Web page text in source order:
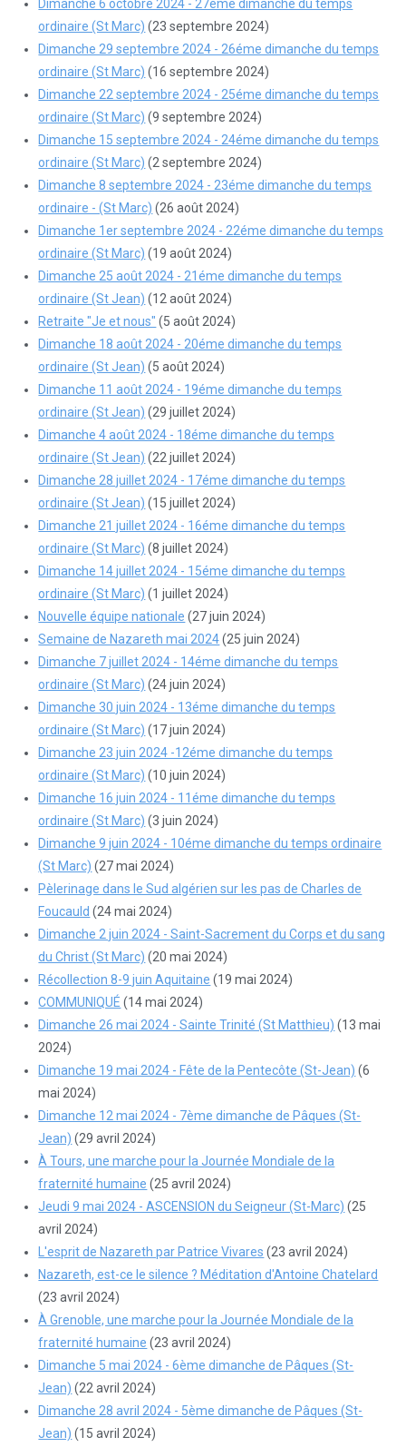
Dimanche 6 octobre 2024 - 27éme dimanche du temps
ordinaire (St Marc) (23 septembre 2024)
Dimanche 29 septembre 2024 - 26éme dimanche du temps
ordinaire (St Marc) (16 septembre 2024)
Dimanche 22 septembre 2024 - 25éme dimanche du temps
ordinaire (St Marc) (9 septembre 2024)
Dimanche 15 septembre 2024 - 24éme dimanche du temps
ordinaire (St Marc) (2 septembre 2024)
Dimanche 8 septembre 2024 - 23éme dimanche du temps
ordinaire - (St Marc) (26 août 2024)
Dimanche 1er septembre 2024 - 22éme dimanche du temps
ordinaire (St Marc) (19 août 2024)
Dimanche 25 août 2024 - 21éme dimanche du temps
ordinaire (St Jean) (12 août 2024)
Retraite "Je et nous" (5 août 2024)
Dimanche 18 août 2024 - 20éme dimanche du temps
ordinaire (St Jean) (5 août 2024)
Dimanche 11 août 2024 - 19éme dimanche du temps
ordinaire (St Jean) (29 juillet 2024)
Dimanche 4 août 2024 - 18éme dimanche du temps
ordinaire (St Jean) (22 juillet 2024)
Dimanche 28 juillet 2024 - 17éme dimanche du temps
ordinaire (St Jean) (15 juillet 2024)
Dimanche 21 juillet 2024 - 16éme dimanche du temps
ordinaire (St Marc) (8 juillet 2024)
Dimanche 14 juillet 2024 - 15éme dimanche du temps
ordinaire (St Marc) (1 juillet 2024)
Nouvelle équipe nationale (27 juin 2024)
Semaine de Nazareth mai 2024 (25 juin 2024)
Dimanche 7 juillet 2024 - 14éme dimanche du temps
ordinaire (St Marc) (24 juin 2024)
Dimanche 30 juin 2024 - 13éme dimanche du temps
ordinaire (St Marc) (17 juin 2024)
Dimanche 23 juin 2024 -12éme dimanche du temps
ordinaire (St Marc) (10 juin 2024)
Dimanche 16 juin 2024 - 11éme dimanche du temps
ordinaire (St Marc) (3 juin 2024)
Dimanche 9 juin 2024 - 10éme dimanche du temps ordinaire
(St Marc) (27 mai 2024)
Pèlerinage dans le Sud algérien sur les pas de Charles de
Foucauld (24 mai 2024)
Dimanche 2 juin 2024 - Saint-Sacrement du Corps et du sang
du Christ (St Marc) (20 mai 2024)
Récollection 8-9 juin Aquitaine (19 mai 2024)
COMMUNIQUÉ (14 mai 2024)
Dimanche 26 mai 2024 - Sainte Trinité (St Matthieu) (13 mai
2024)
Dimanche 19 mai 2024 - Fête de la Pentecôte (St-Jean) (6
mai 2024)
Dimanche 12 mai 2024 - 7ème dimanche de Pâques (St-
Jean) (29 avril 2024)
À Tours, une marche pour la Journée Mondiale de la
fraternité humaine (25 avril 2024)
Jeudi 9 mai 2024 - ASCENSION du Seigneur (St-Marc) (25
avril 2024)
L'esprit de Nazareth par Patrice Vivares (23 avril 2024)
Nazareth, est-ce le silence ? Méditation d'Antoine Chatelard
(23 avril 2024)
À Grenoble, une marche pour la Journée Mondiale de la
fraternité humaine (23 avril 2024)
Dimanche 5 mai 2024 - 6ème dimanche de Pâques (St-
Jean) (22 avril 2024)
Dimanche 28 avril 2024 - 5ème dimanche de Pâques (St-
Jean) (15 avril 2024)